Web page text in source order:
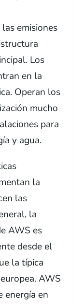
emisiones
Los
en la
Operan los
mucho
para
y agua.
la
las
la
AWS es
desde el
la típica
AWS
energía en